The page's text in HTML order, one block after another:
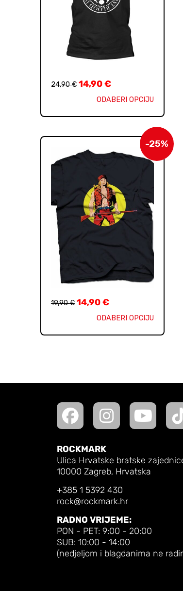
24,90€ 14,90€
ODABERI OPCIJU
-25%
19,90€ 14,90€
ODABERI OPCIJU
ROCKMARK
Ulica Hrvatske bratske
10000 Zagreb, Hrvatska
+385 1 5392 430
rock@rockmark.hr
RADNO VRIJEME:
PON - PET: 9:00 - 20:00
SUB: 10:00 - 14:00
(nedjeljom i blagdanima ne